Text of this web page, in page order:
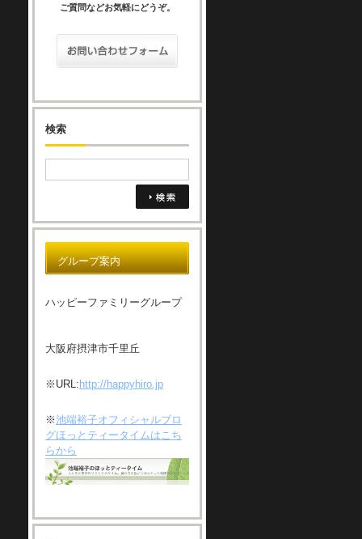
ご質問などお気軽にどうぞ。
検索
グループ案内
ハッピーファミリーグループ
大阪府摂津市千里丘
※URL: http://happyhiro.jp
※池端裕子オフィシャルブロ
グほっとティータイムはこち
らから